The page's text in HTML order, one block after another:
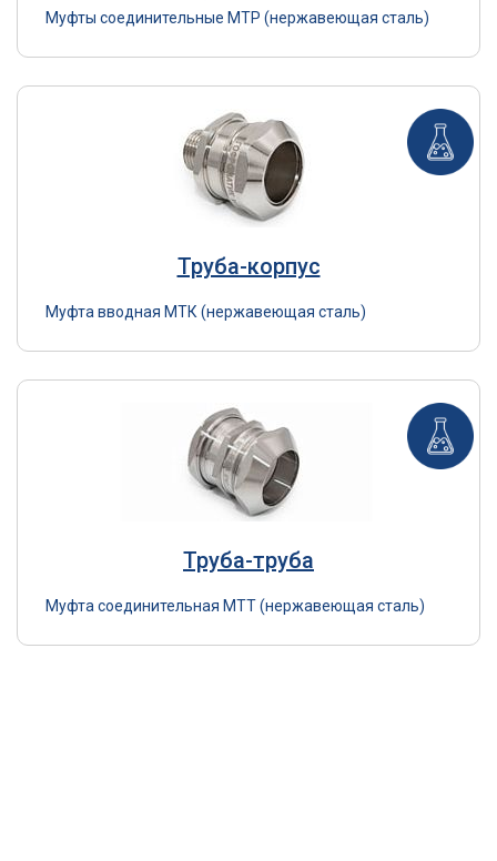
Муфты соединительные МТР (нержавеющая сталь)
Труба-корпус
Муфта вводная МТК (нержавеющая сталь)
Труба-труба
Муфта соединительная МТТ (нержавеющая сталь)